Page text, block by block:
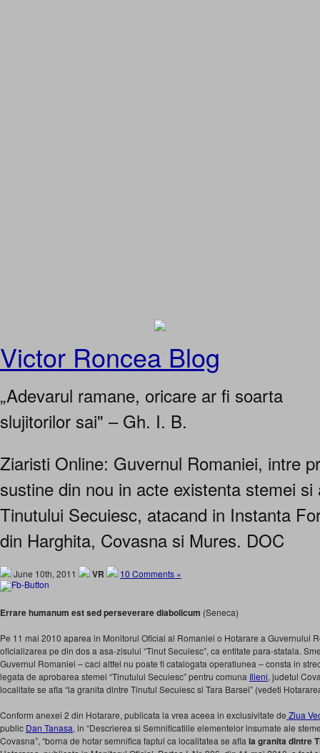
Victor Roncea Blog
„Adevarul ramane, oricare ar fi soarta
slujitorilor sai" – Gh. I. B.
Ziaristi Online: Guvernul Romaniei, intre
sustine din nou in acte existenta stemei si
Tinutului Secuiesc, atacand in Instanta
din Harghita, Covasna si Mures. DOC
June 10th, 2011 VR 10 Comments »
Errare humanum est sed perseverare diabolicum (Seneca)
Pe 11 mai 2010 aparea in Monitorul Oficial al Romaniei o Hotarare a Guvernului
oficializarea pe din dos a asa-zisului “Tinut Secuiesc”, ca entitate para-statala.
Guvernul Romaniei – caci altfel nu poate fi catalogata operatiunea – consta in
legata de aprobarea stemei “Tinutului Secuiesc” pentru comuna Ilieni, judetul
localitate se afla “la granita dintre Tinutul Secuiesc si Tara Barsei” (vedeti
Conform anexei 2 din Hotarare, publicata la vrea aceea in exclusivitate de Ziua
public Dan Tanasa, in “Descrierea si Semnificatiile elementelor insumate ale
Covasna”, “borna de hotar semnifica faptul ca localitatea se afla la granita dintre